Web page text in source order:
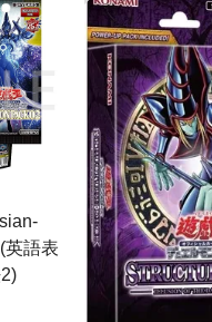
(25DB)
カード MEGA ハイクラス
加致しました！
CHRONICLES
た！
新ブースター バースト
した！
コル (BPRO)
カードゲーム ブースタ
BT-23 販売開始致し
BT-23
パック WORLD
英語表